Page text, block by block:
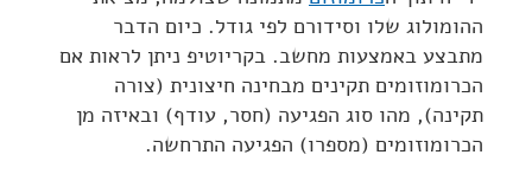
ההומולוג שלו וסידורם לפי גודל. כיום הדבר
מתבצע באמצעות מחשב. בקריוטיפ ניתן לראות אם
הכרומוזומים תקינים מבחינה חיצונית (צורה
תקינה), מהו סוג הפגיעה (חסר, עודף) ובאיזה מן
הכרומוזומים (מספרו) הפגיעה התרחשה.